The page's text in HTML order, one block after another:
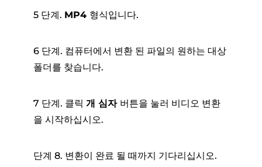
5 단계. MP4 형식입니다.
6 단계. 컴퓨터에서 변환 된 파일의 원하는 대상
폴더를 찾습니다.
7 단계. 클릭 개 심자 버튼을 눌러 비디오 변환
을 시작하십시오.
단계 8. 변환이 완료 될 때까지 기다리십시오.